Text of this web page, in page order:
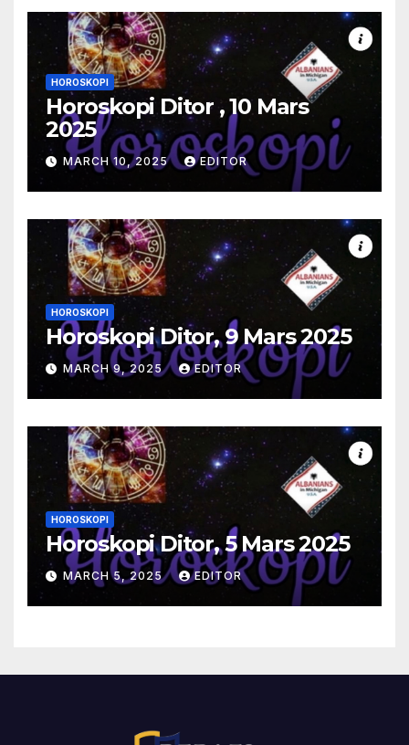
HOROSKOPI
Horoskopi Ditor , 10 Mars
2025
MARCH 10, 2025 EDITOR
HOROSKOPI
Horoskopi Ditor, 9 Mars 2025
MARCH 9, 2025 EDITOR
HOROSKOPI
Horoskopi Ditor, 5 Mars 2025
MARCH 5, 2025 EDITOR